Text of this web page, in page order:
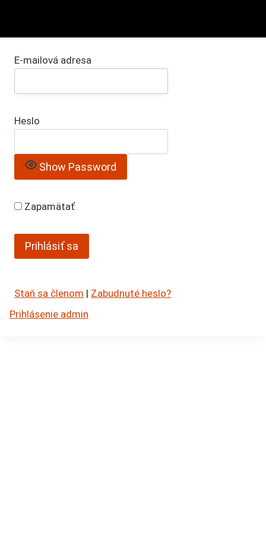
E-mailová adresa
Heslo
Show Password
Zapamätať
Staň sa členom | Zabudnuté heslo?
Prihlásenie admin